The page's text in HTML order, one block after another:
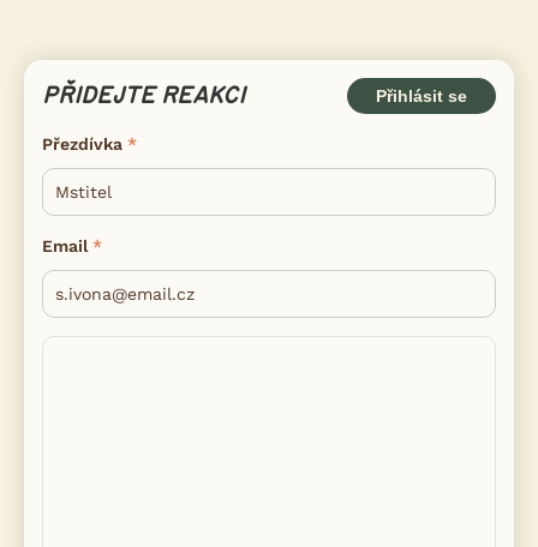
PŘIDEJTE REAKCI Přihlásit se
Přezdívka
Email